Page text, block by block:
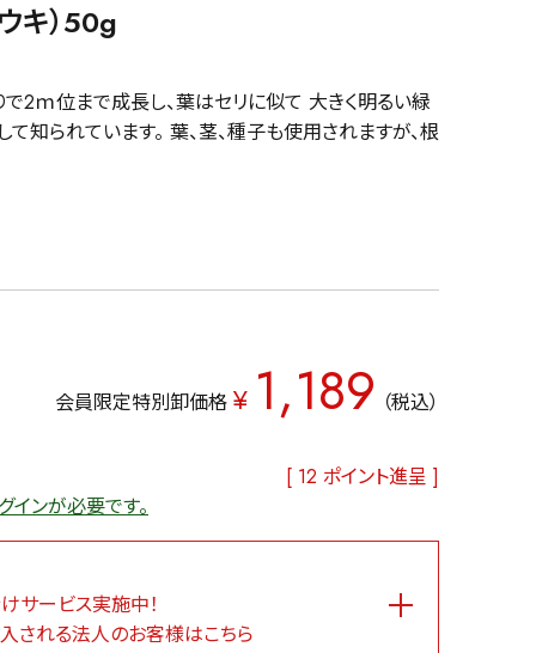
キ）50g
で2ｍ位まで成長し、葉はセリに似て 大きく明るい緑
知られています。 葉、茎、種子も使用されますが、根
会員限定特別卸価格 ¥ 1,189 税込
[ 12 ポイント進呈 ]
ンが必要です。
サービス実施中！
される法人のお客様はこちら